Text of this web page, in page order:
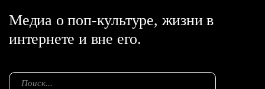
Медиа о поп-культуре, жизни в
интернете и вне его.